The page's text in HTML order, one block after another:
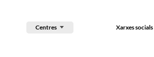
Centres Xarxes socials